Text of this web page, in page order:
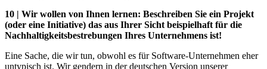
10 | Wir wollen von Ihnen lernen: Beschreiben Sie ein Projekt
(oder eine Initiative) das aus Ihrer Sicht beispielhaft für die
Nachhaltigkeitsbestrebungen Ihres Unternehmens ist!
Eine Sache, die wir tun, obwohl es für Software-Unternehmen eher
untypisch ist. Wir gendern in der deutschen Version unserer